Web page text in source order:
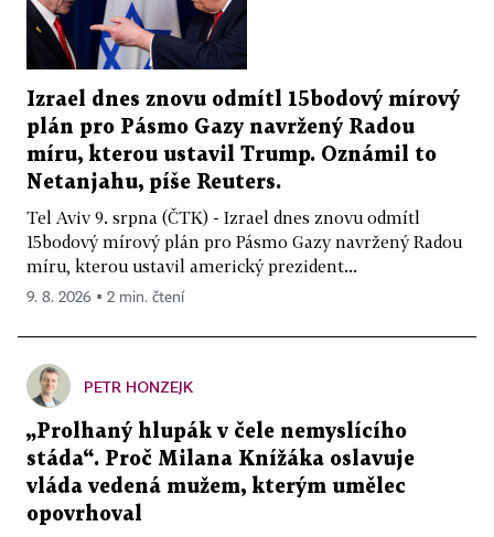
Izrael dnes znovu odmítl 15bodový mírový
plán pro Pásmo Gazy navržený Radou
míru, kterou ustavil Trump. Oznámil to
Netanjahu, píše Reuters.
Tel Aviv 9. srpna (ČTK) - Izrael dnes znovu odmítl
15bodový mírový plán pro Pásmo Gazy navržený Radou
míru, kterou ustavil americký prezident...
9. 8. 2026 ▪ 2 min. čtení
PETR HONZEJK
„Prolhaný hlupák v čele nemyslícího
stáda“. Proč Milana Knížáka oslavuje
vláda vedená mužem, kterým umělec
opovrhoval